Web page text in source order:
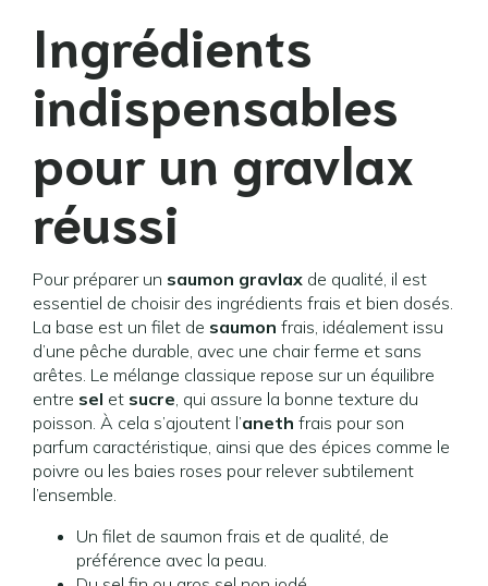
Ingrédients
indispensables
pour un gravlax
réussi
Pour préparer un saumon gravlax de qualité, il est
essentiel de choisir des ingrédients frais et bien dosés.
La base est un filet de saumon frais, idéalement issu
d’une pêche durable, avec une chair ferme et sans
arêtes. Le mélange classique repose sur un équilibre
entre sel et sucre, qui assure la bonne texture du
poisson. À cela s’ajoutent l’aneth frais pour son
parfum caractéristique, ainsi que des épices comme le
poivre ou les baies roses pour relever subtilement
l’ensemble.
Un filet de saumon frais et de qualité, de
préférence avec la peau.